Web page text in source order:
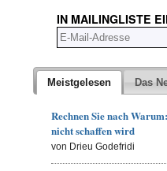
IN MAILINGLISTE
Meistgelesen Das
Rechnen Sie nach
nicht schaffen wird
von Drieu Godefridi